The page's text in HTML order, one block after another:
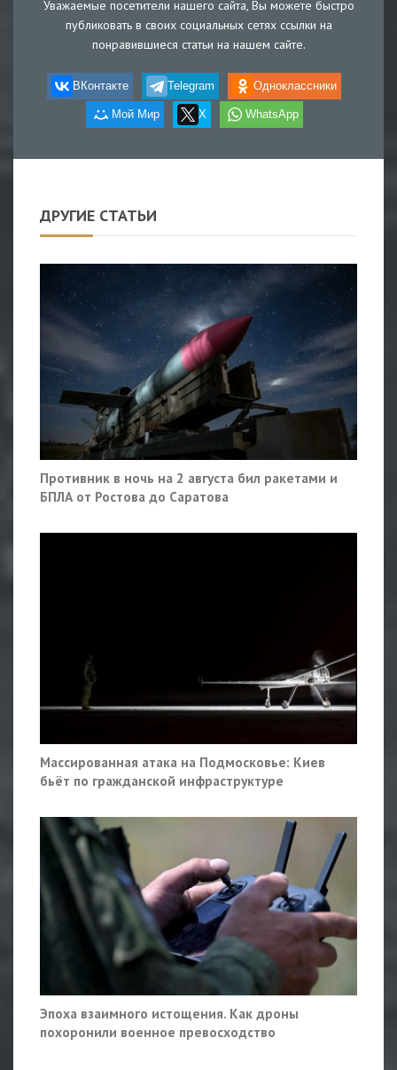
Уважаемые посетители нашего сайта, Вы можете быстро
публиковать в своих социальных сетях ссылки на
понравившиеся статьи на нашем сайте.
ВКонтакте Telegram Одноклассники
Мой Мир X WhatsApp
ДРУГИЕ СТАТЬИ
Противник в ночь на 2 августа бил ракетами и
БПЛА от Ростова до Саратова
Массированная атака на Подмосковье: Киев
бьёт по гражданской инфраструктуре
Эпоха взаимного истощения. Как дроны
похоронили военное превосходство